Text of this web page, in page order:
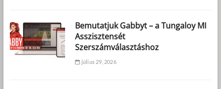
Bemutatjuk Gabbyt – a Tungaloy MI
Asszisztensét
Szerszámválasztáshoz
július 29, 2026